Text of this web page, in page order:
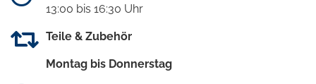
13:00 bis 16:30 Uhr
Teile & Zubehör
Montag bis Donnerstag